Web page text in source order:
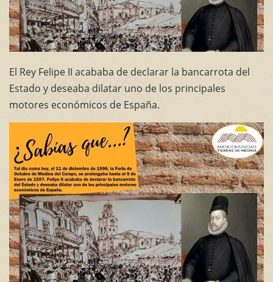
El Rey Felipe II acababa de declarar la bancarrota del
Estado y deseaba dilatar uno de los principales
motores económicos de España.